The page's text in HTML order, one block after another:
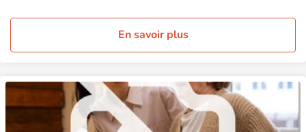
En savoir plus